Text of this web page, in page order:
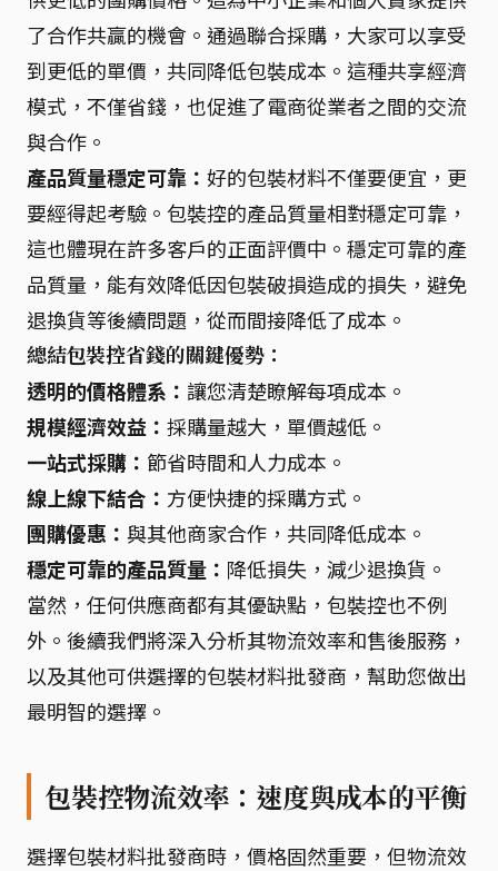
了合作共贏的機會。通過聯合採購，大家可以享受
到更低的單價，共同降低包裝成本。這種共享經濟
模式，不僅省錢，也促進了電商從業者之間的交流
與合作。
產品質量穩定可靠： 好的包裝材料不僅要便宜，更
要經得起考驗。包裝控的產品質量相對穩定可靠，
這也體現在許多客戶的正面評價中。穩定可靠的產
品質量，能有效降低因包裝破損造成的損失，避免
退換貨等後續問題，從而間接降低了成本。
總結包裝控省錢的關鍵優勢：
透明的價格體系： 讓您清楚瞭解每項成本。
規模經濟效益： 採購量越大，單價越低。
一站式採購： 節省時間和人力成本。
線上線下結合： 方便快捷的採購方式。
團購優惠： 與其他商家合作，共同降低成本。
穩定可靠的產品質量： 降低損失，減少退換貨。
當然，任何供應商都有其優缺點，包裝控也不例
外。後續我們將深入分析其物流效率和售後服務，
以及其他可供選擇的包裝材料批發商，幫助您做出
最明智的選擇。
包裝控物流效率：速度與成本的平衡
選擇包裝材料批發商時，價格固然重要，但物流效